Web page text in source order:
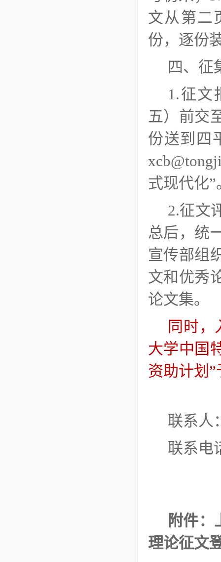
文从第二
份，逐份
四、征
1.征文
五） 前交
份送到 四
xcb@
式现代化”
2.征文
总后 ， 统
宣传部组
文和优秀
论文集。
同时，
大学中国
资助计划
联系人
联系电
附件：
理论征文